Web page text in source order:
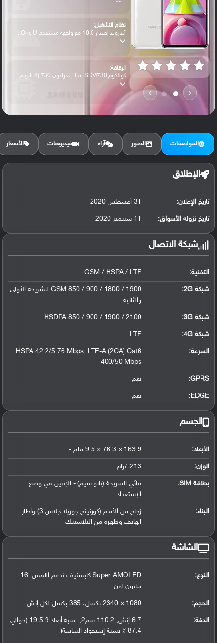
‹
›
نظام التشغيل:
أندرويد إصدار 10.0 مع واجهة مستخدم One U...
الرقاقة:
كوالكوم SDM730 سناب دراغون 730 (8 نانو م...
الرام / التخزين:
البطارية:
ليثيوم بوليمر سعة 7000 مللي أمبير, غير ق...
المواصفات الصور آراء فيديوهات الأسعار
الإطلاق
تاريخ الإعلان: 31 أغسطس 2020
تاريخ نزوله الأسواق: 11 سبتمبر 2020
شبكة الاتصال
التقنية: GSM / HSPA / LTE
شبكة 2G:
GSM 850 / 900 / 1800 / 1900 للشريحة الأولى
والثانية
شبكة 3G :
HSDPA 850 / 900 / 1900 / 2100
شبكة 4G :
LTE
السرعة:
HSPA 42.2/5.76 Mbps, LTE-A (2CA) Cat6
400/50 Mbps
GPRS: نعم
EDGE: نعم
الجسم
الأبعاد: 163.9 × 76.3 × 9.5 ملم -
الوزن: 213 غرام
بطاقة SIM:
ثنائي الشريحة (نانو سيم) - الإثنين في وضع
الإستعداد
البناء:
زجاج من الأمام (كورنينج جوريلا جلاس 3) وإطار
الهاتف وظهره من البلاستيك
الشاشة
النوع:
Super AMOLED كابستيف تدعم اللمس, 16
مليون لون
الحجم: 1080 × 2340 بكسل، 385 بكسل لكل إنش
الدقة:
6.7 إنش, 110.2 سم2, نسبة أبعاد 19.5:9 (حوالي
87.4 ٪ نسبة إستحواذ الشاشة)